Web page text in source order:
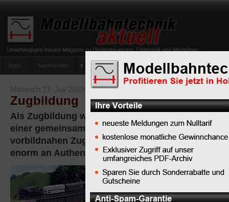
Start Nachrichten Tipps Newsletter Archiv Magazin
umfrage-viessmann-multiprotokoll-lichtdecoder
Mittwoch 17. Juli 2019
Zugbildung
Als Zugbildung wird die Zusammenstellung von
einer gemeinsamen Transporteinheit bezeichnet.
vorbildnahen Zugbildung gewinnt Ihr
enorm an Authentizität, ohne dass zusätzliche
Die
Zugbildung
bedeutet bei